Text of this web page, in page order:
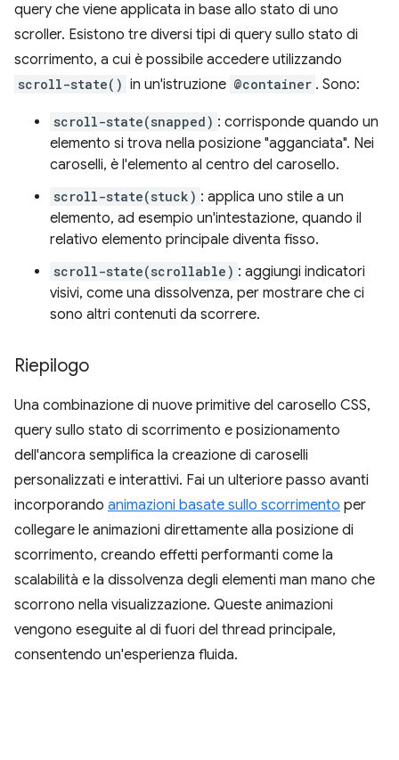
query che viene applicata in base allo stato di uno
scroller. Esistono tre diversi tipi di query sullo stato di
scorrimento, a cui è possibile accedere utilizzando
scroll-state() in un'istruzione @container . Sono:
scroll-state(snapped) : corrisponde quando un
elemento si trova nella posizione "agganciata". Nei
caroselli, è l'elemento al centro del carosello.
scroll-state(stuck) : applica uno stile a un
elemento, ad esempio un'intestazione, quando il
relativo elemento principale diventa fisso.
scroll-state(scrollable) : aggiungi indicatori
visivi, come una dissolvenza, per mostrare che ci
sono altri contenuti da scorrere.
Riepilogo
Una combinazione di nuove primitive del carosello CSS,
query sullo stato di scorrimento e posizionamento
dell'ancora semplifica la creazione di caroselli
personalizzati e interattivi. Fai un ulteriore passo avanti
incorporando animazioni basate sullo scorrimento per
collegare le animazioni direttamente alla posizione di
scorrimento, creando effetti performanti come la
scalabilità e la dissolvenza degli elementi man mano che
scorrono nella visualizzazione. Queste animazioni
vengono eseguite al di fuori del thread principale,
consentendo un'esperienza fluida.